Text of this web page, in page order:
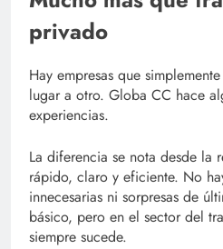
privado
Hay empresas que
lugar a otro. Globa CC hace
experiencias.
La diferencia se nota desde la
rápido, claro y eficiente. No
innecesarias ni sorpresas de
básico, pero en el sector del
siempre sucede.